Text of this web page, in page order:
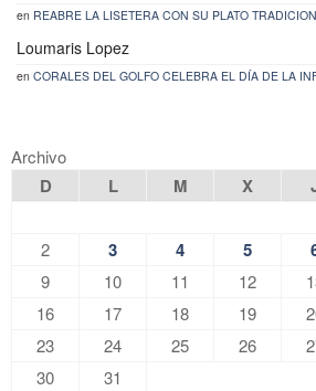
en REABRE LA LISETERA CON SU PLATO
Loumaris Lopez
en CORALES DEL GOLFO CELEBRA EL DÍA DE LA
Archivo
D L M X
2 3 4 5
9 10 11 12
16
17 18 19
23
24 25 26
30
31